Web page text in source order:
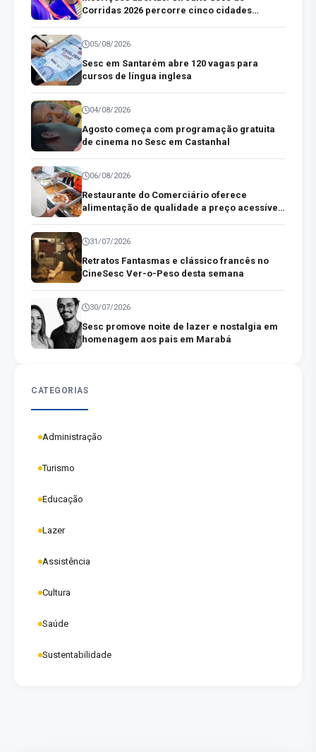
Corridas 2026 percorre cinco cidades
05/08/2026
Sesc em Santarém abre 120 vagas para
cursos de língua inglesa
04/08/2026
Agosto começa com programação gratuita
de cinema no Sesc em Castanhal
06/08/2026
Restaurante do Comerciário oferece
alimentação de qualidade a preço acessível
31/07/2026
Retratos Fantasmas e clássico francês no
CineSesc Ver-o-Peso desta semana
30/07/2026
Sesc promove noite de lazer e nostalgia em
homenagem aos pais em Marabá
CATEGORIAS
Administração
Turismo
Educação
Lazer
Assistência
Cultura
Saúde
Sustentabilidade